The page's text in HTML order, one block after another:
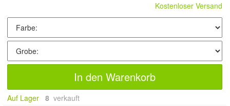
Kostenloser Versand
In den Warenkorb
Auf Lager 8 verkauft